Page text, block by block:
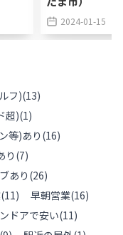
2024-01-15
フ)(13)
超)(1)
等)あり (16)
り(7)
あり(26)
(11) 早朝営業(16)
ドアで安い(11)